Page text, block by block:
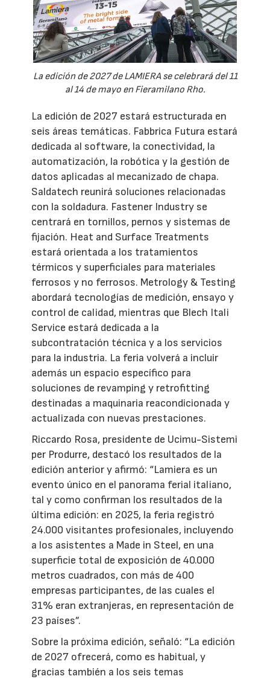
La edición de 2027 de LAMIERA se celebrará del 11
al 14 de mayo en Fieramilano Rho.
La edición de 2027 estará estructurada en
seis áreas temáticas. Fabbrica Futura estará
dedicada al software, la conectividad, la
automatización, la robótica y la gestión de
datos aplicadas al mecanizado de chapa.
Saldatech reunirá soluciones relacionadas
con la soldadura. Fastener Industry se
centrará en tornillos, pernos y sistemas de
fijación. Heat and Surface Treatments
estará orientada a los tratamientos
térmicos y superficiales para materiales
ferrosos y no ferrosos. Metrology & Testing
abordará tecnologías de medición, ensayo y
control de calidad, mientras que Blech Itali
Service estará dedicada a la
subcontratación técnica y a los servicios
para la industria. La feria volverá a incluir
además un espacio específico para
soluciones de revamping y retrofitting
destinadas a maquinaria reacondicionada y
actualizada con nuevas prestaciones.
Riccardo Rosa, presidente de Ucimu-Sistemi
per Produrre, destacó los resultados de la
edición anterior y afirmó: “Lamiera es un
evento único en el panorama ferial italiano,
tal y como confirman los resultados de la
última edición: en 2025, la feria registró
24.000 visitantes profesionales, incluyendo
a los asistentes a Made in Steel, en una
superficie total de exposición de 40.000
metros cuadrados, con más de 400
empresas participantes, de las cuales el
31% eran extranjeras, en representación de
23 países”.
Sobre la próxima edición, señaló: “La edición
de 2027 ofrecerá, como es habitual, y
gracias también a los seis temas